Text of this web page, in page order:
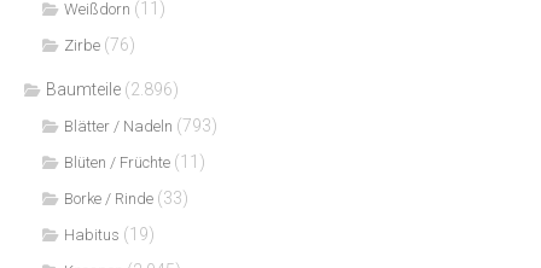
Weißdorn (11)
Zirbe (76)
Baumteile (2.896)
Blätter / Nadeln (793)
Blüten / Früchte (11)
Borke / Rinde (33)
Habitus (19)